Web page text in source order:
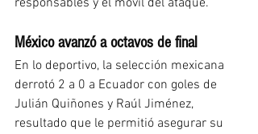
responsables y el móvil del ataque.
México avanzó a octavos de final
En lo deportivo, la selección mexicana
derrotó 2 a 0 a Ecuador con goles de
Julián Quiñones y Raúl Jiménez,
resultado que le permitió asegurar su